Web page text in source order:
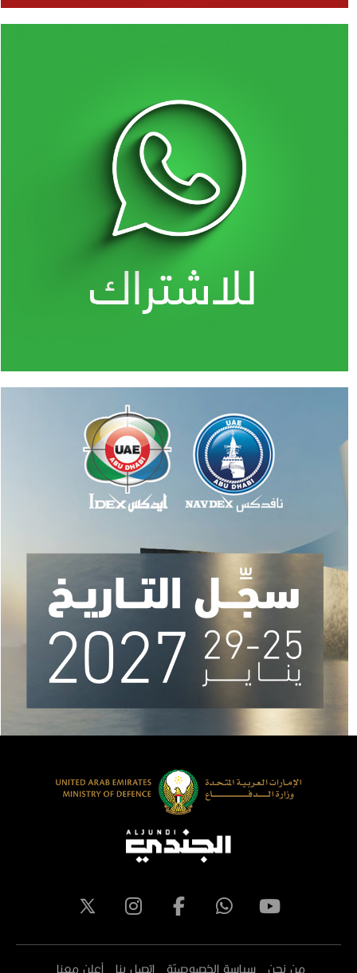
من نحن سياسة الخصوصيّة اتصل بنا أعلن معنا